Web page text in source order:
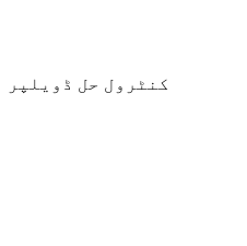
wiring کنٹرول حل ڈویلپر